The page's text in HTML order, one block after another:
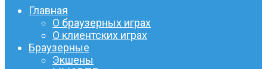
Главная
О браузерных играх
О клиентских играх
Браузерные
Экшены